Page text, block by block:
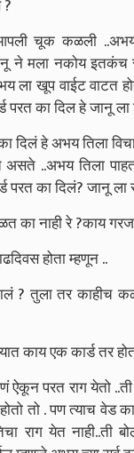
चूक कळली ..अभय
ने मला नकोय
ला खूप वाईट वाटत
परत का दिल हे जानू
दिलं हे अभय तिला
असते ..अभय तिला
परत का दिलं?जानू ला
का नाही रे ?काय गरज
होता म्हणून ..
? तुला तर काहीच
काय एक कार्ड तर
ऐकून परत राग येतो
तो . पण त्याच वेड
राग येत